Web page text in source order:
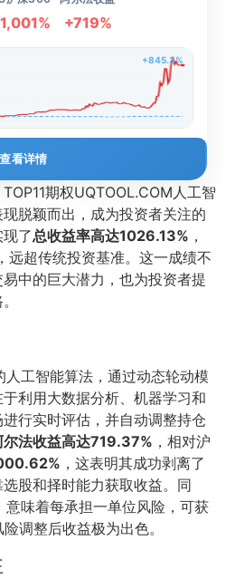
+719%
+845.3%
查看详情
期权UQTOOL.COM人工智
脱颖而出，成为投资者关注的
了总收益率高达1026.13% ，
，远超传统投资基准。这一成绩不
中的巨大潜力，也为投资者提
工智能算法，通过动态轮动模
利用大数据分析、机器学习和
行实时评估，并自动调整持仓
尔法收益高达719.37% ，相对沪
，这表明其成功剥离了
股和择时能力获取收益。同
意味着每承担一单位风险，可获
调整后收益极为出色。